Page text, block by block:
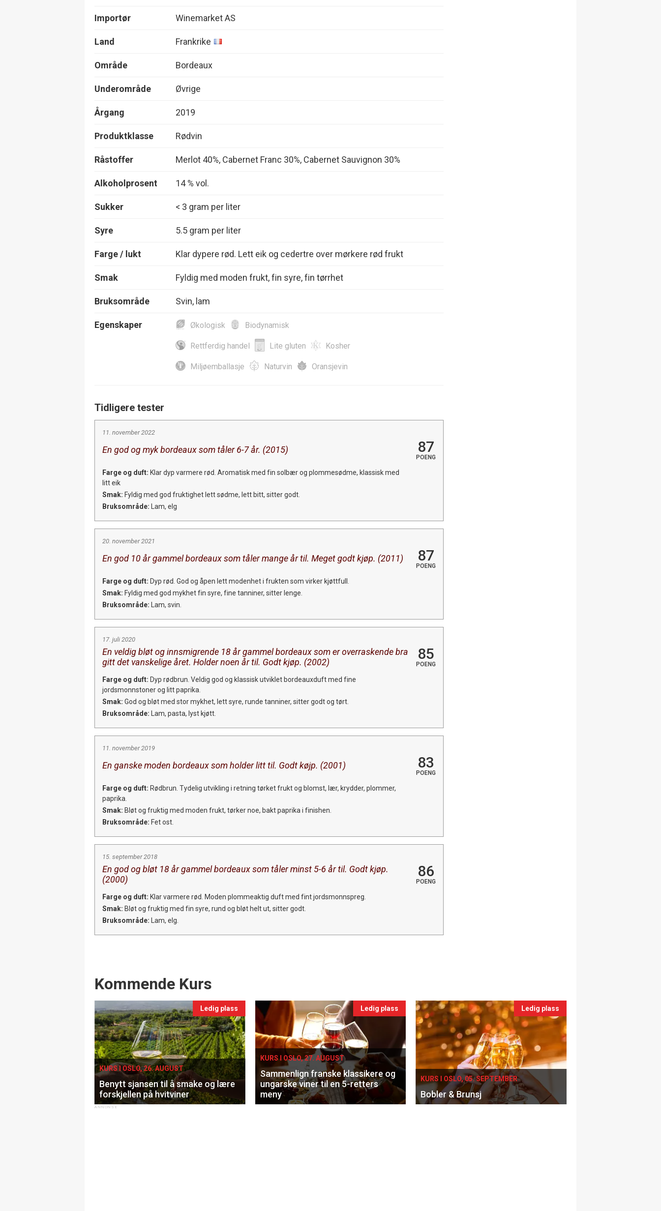
Importør Winemarket AS
Land Frankrike
Område Bordeaux
Underområde Øvrige
Årgang 2019
Produktklasse Rødvin
Råstoffer Merlot 40%, Cabernet Franc 30%, Cabernet Sauvignon 30%
Alkoholprosent 14 % vol.
Sukker < 3 gram per liter
Syre 5.5 gram per liter
Farge / lukt Klar dypere rød. Lett eik og cedertre over mørkere rød frukt
Smak Fyldig med moden frukt, fin syre, fin tørrhet
Bruksområde Svin, lam
Egenskaper Økologisk Biodynamisk
Rettferdig handel Lite gluten Kosher
Miljøemballasje Naturvin Oransjevin
Tidligere tester
11. november 2022
En god og myk bordeaux som tåler 6-7 år. (2015) 87
POENG
Farge og duft: Klar dyp varmere rød. Aromatisk med fin solbær og plommesødme, klassisk med
litt eik
Smak: Fyldig med god fruktighet lett sødme, lett bitt, sitter godt.
Bruksområde: Lam, elg
20. november 2021
En god 10 år gammel bordeaux som tåler mange år til. Meget godt kjøp. (2011) 87
POENG
Farge og duft: Dyp rød. God og åpen lett modenhet i frukten som virker kjøttfull.
Smak: Fyldig med god mykhet fin syre, fine tanniner, sitter lenge.
Bruksområde: Lam, svin.
17. juli 2020
En veldig bløt og innsmigrende 18 år gammel bordeaux som er overraskende bra
gitt det vanskelige året. Holder noen år til. Godt kjøp. (2002)
85
POENG
Farge og duft: Dyp rødbrun. Veldig god og klassisk utviklet bordeauxduft med fine
jordsmonnstoner og litt paprika.
Smak: God og bløt med stor mykhet, lett syre, runde tanniner, sitter godt og tørt.
Bruksområde: Lam, pasta, lyst kjøtt.
11. november 2019
En ganske moden bordeaux som holder litt til. Godt køjp. (2001) 83
POENG
Farge og duft: Rødbrun. Tydelig utvikling i retning tørket frukt og blomst, lær, krydder, plommer,
paprika.
Smak: Bløt og fruktig med moden frukt, tørker noe, bakt paprika i finishen.
Bruksområde: Fet ost.
15. september 2018
En god og bløt 18 år gammel bordeaux som tåler minst 5-6 år til. Godt kjøp.
(2000)
86
POENG
Farge og duft: Klar varmere rød. Moden plommeaktig duft med fint jordsmonnspreg.
Smak: Bløt og fruktig med fin syre, rund og bløt helt ut, sitter godt.
Bruksområde: Lam, elg.
Events
Kommende Kurs
Ledig plass
KURS I OSLO, 26. AUGUST
Benytt sjansen til å smake og lære
forskjellen på hvitviner
Ledig plass
KURS I OSLO, 27. AUGUST
Sammenlign franske klassikere og
ungarske viner til en 5-retters
meny
Ledig plass
KURS I OSLO, 05. SEPTEMBER
Bobler & Brunsj